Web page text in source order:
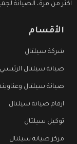
اكثر من مرة، الصيانة
الأقسام
شركة سيلتال
صيانة سيلتال الرئيسي
صيانة سيلتال
ارقام صيانة سيلتال
توكيل سيلتال
مركز صيانة سيلتال